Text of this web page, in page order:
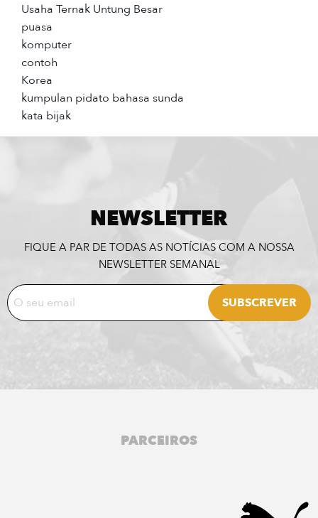
Usaha Ternak Untung Besar
puasa
komputer
contoh
Korea
kumpulan pidato bahasa sunda
kata bijak
NEWSLETTER
FIQUE A PAR DE TODAS AS NOTÍCIAS COM A NOSSA
NEWSLETTER SEMANAL
PARCEIROS